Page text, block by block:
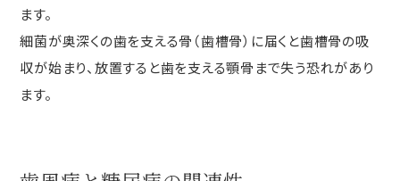
ます。
細菌が奥深くの歯を支える骨（歯槽骨）に届くと歯槽骨の吸
収が始まり、放置すると歯を支える顎骨まで失う恐れがあり
ます。